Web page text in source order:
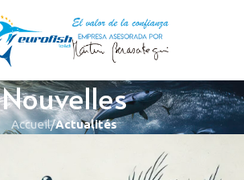
Nouvelles
Accueil/Actualités